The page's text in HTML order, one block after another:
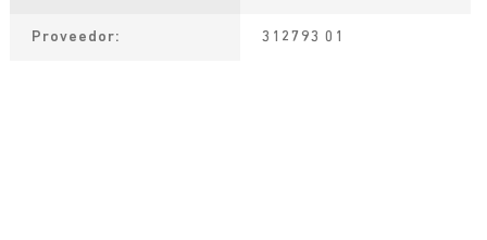
Proveedor 312793 01